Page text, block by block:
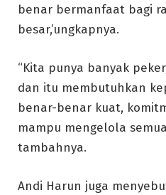
benar bermanfaat bagi
besar,’ungkapnya.
“Kita punya banyak
dan itu membutuhkan
benar-benar kuat,
mampu mengelola
tambahnya.
Andi Harun juga